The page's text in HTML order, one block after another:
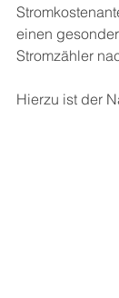
einen
Stromzähler
Hierzu ist der